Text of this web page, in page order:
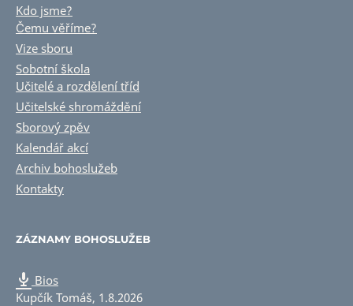
Kdo jsme?
Čemu věříme?
Vize sboru
Sobotní škola
Učitelé a rozdělení tříd
Učitelské shromáždění
Sborový zpěv
Kalendář akcí
Archiv bohoslužeb
Kontakty
ZÁZNAMY BOHOSLUŽEB
Bios
Kupčík Tomáš, 1.8.2026